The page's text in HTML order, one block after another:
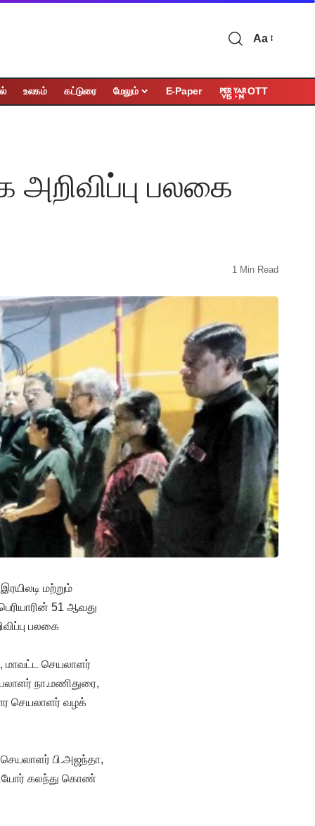
Aa
உலகம் கட்டுரை மேலும் E-Paper OTT
பலகை
1 Min Read
மற்றும்
51 ஆவது
பலகை
செயலாளர்
நா.மணிதுரை,
செயலாளர் வழக்
பி.அஜந்தா,
கலந்து கொண்